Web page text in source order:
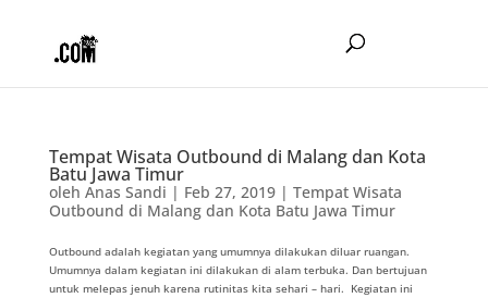
Tempat Wisata Outbound di Malang dan Kota
Batu Jawa Timur
oleh Anas Sandi | Feb 27, 2019| Tempat Wisata
Outbound di Malang dan Kota Batu Jawa Timur
Outbound adalah kegiatan yang umumnya dilakukan diluar ruangan.
Umumnya dalam kegiatan ini dilakukan di alam terbuka. Dan bertujuan
untuk melepas jenuh karena rutinitas kita sehari – hari. Kegiatan ini